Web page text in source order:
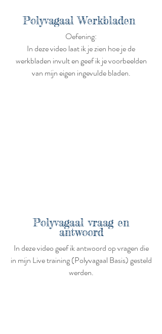
Polyvagaal Werkbladen
Oefening:
In deze video laat ik je zien hoe je de
werkbladen invult en geef ik je voorbeelden
van mijn eigen ingevulde bladen.
Polyvagaal vraag en
antwoord
In deze video geef ik antwoord op vragen die
in mijn Live training (Polyvagaal Basis) gesteld
werden.